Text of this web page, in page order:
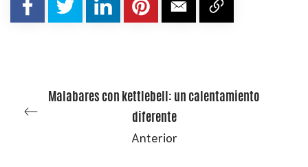
Malabares con kettlebell: un calentamiento
diferente
Anterior